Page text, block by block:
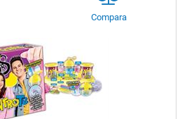
Compara